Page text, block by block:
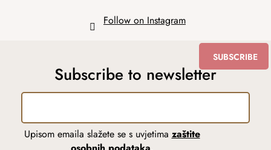
Follow on Instagram
Subscribe to newsletter
Upisom emaila slažete se s uvjetima zaštite
SUBSCRIBE